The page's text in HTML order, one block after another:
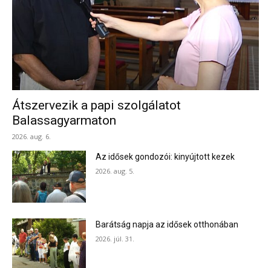
Átszervezik a papi szolgálatot
Balassagyarmaton
2026. aug. 6.
Az idősek gondozói: kinyújtott kezek
2026. aug. 5.
Barátság napja az idősek otthonában
2026. júl. 31.